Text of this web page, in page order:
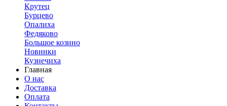
Крутец
Бурцево
Опалиха
Федяково
Большое козино
Новинки
Кузнечиха
Главная
О нас
Доставка
Оплата